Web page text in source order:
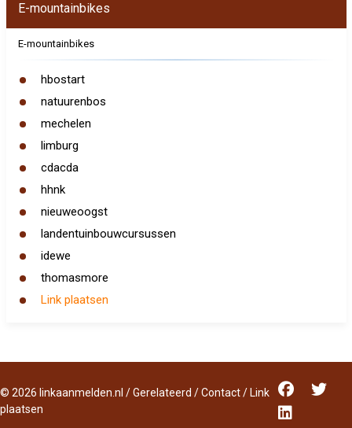
E-mountainbikes
E-mountainbikes
hbostart
natuurenbos
mechelen
limburg
cdacda
hhnk
nieuweoogst
landentuinbouwcursussen
idewe
thomasmore
Link plaatsen
© 2026 linkaanmelden.nl /Gerelateerd /Contact/ Link
plaatsen